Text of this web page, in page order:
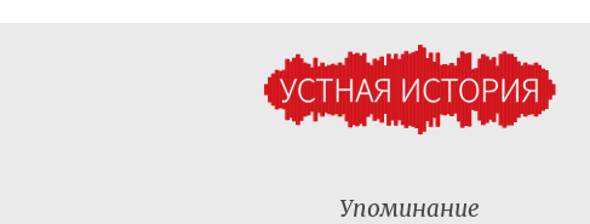
Упоминание